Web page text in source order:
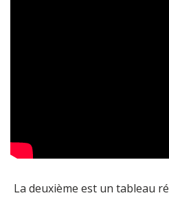
La deuxième est un tableau